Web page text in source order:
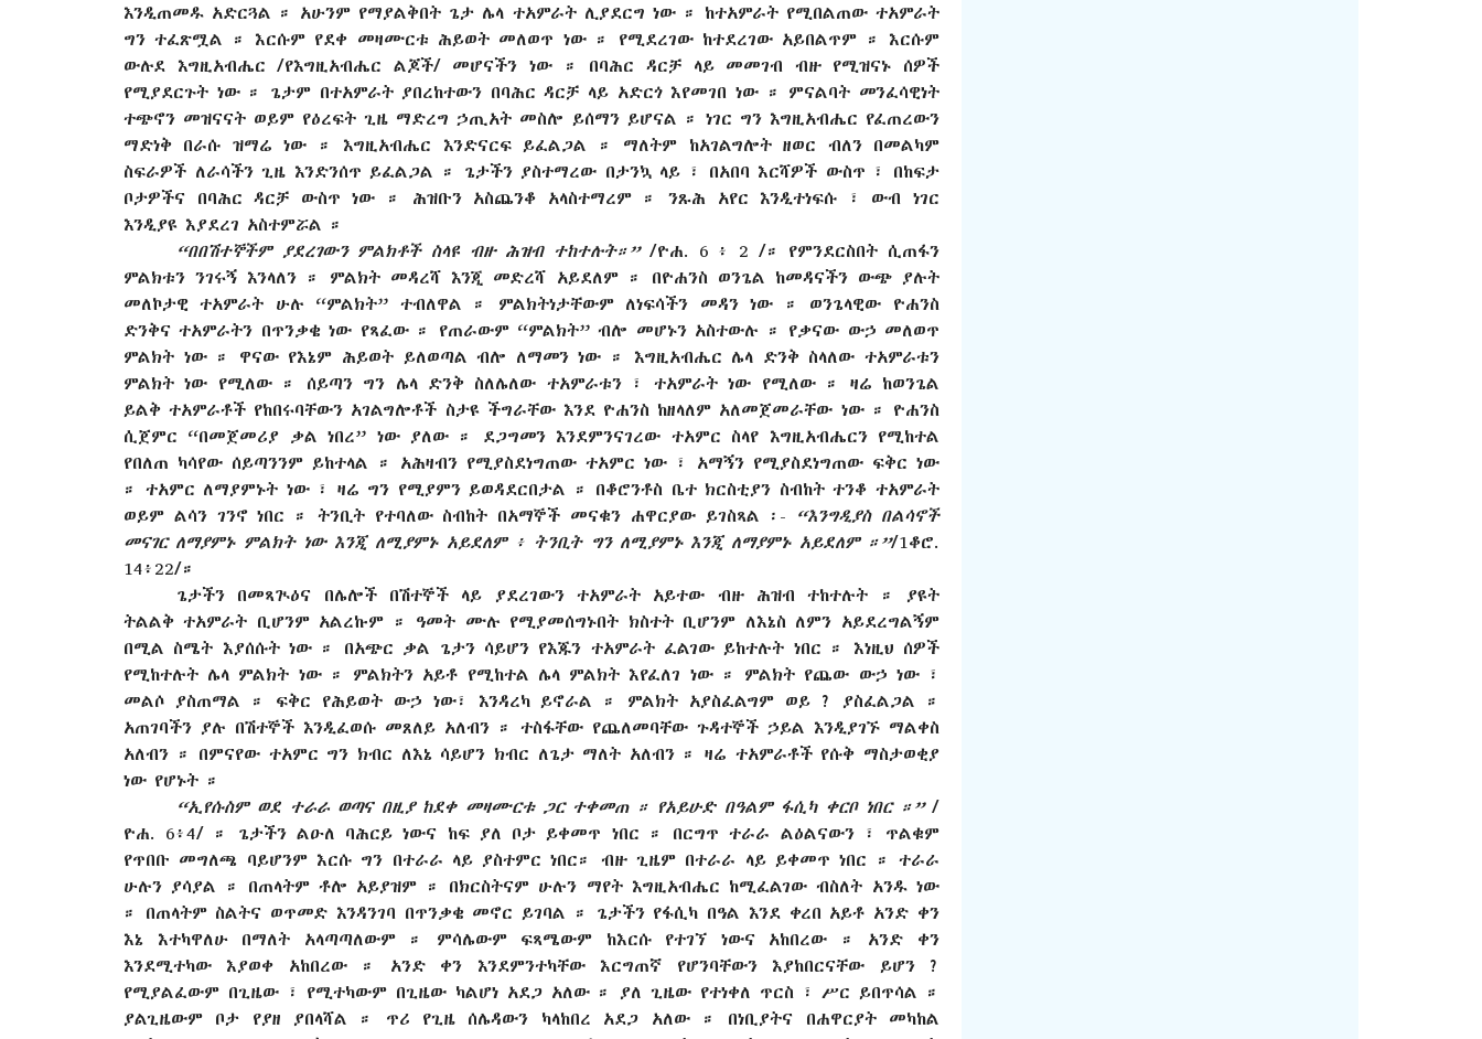
እንዲጠመዱ አድርጓል ። አሁንም የማያልቅበት ጌታ ሌላ ተአምራት ሊያደርግ ነው ። ከተአምራት የሚበልጠው ተአምራት
ግን ተፈጽሟል ። እርሱም የደቀ መዛሙርቱ ሕይወት መለወጥ ነው ። የሚደረገው ከተደረገው አይበልጥም ። እርሱም
ውሉደ እግዚአብሔር /የእግዚአብሔር ልጆች/ መሆናችን ነው ። በባሕር ዳርቻ ላይ መመገብ ብዙ የሚዝናኑ ሰዎች
የሚያደርጉት ነው ። ጌታም በተአምራት ያበረከተውን በባሕር ዳርቻ ላይ አድርጎ እየመገበ ነው ። ምናልባት መንፈሳዊነት
ተጭኖን መዝናናት ወይም የዕረፍት ጊዜ ማድረግ ኃጢአት መስሎ ይሰማን ይሆናል ። ነገር ግን እግዚአብሔር የፈጠረውን
ማድነቅ በራሱ ዝማሬ ነው ። እግዚአብሔር እንድናርፍ ይፈልጋል ። ማለትም ከአገልግሎት ዘወር ብለን በመልካም
ስፍራዎች ለራሳችን ጊዜ እንድንሰጥ ይፈልጋል ። ጌታችን ያስተማረው በታንኳ ላይ ፣ በአበባ እርሻዎች ውስጥ ፣ በከፍታ
ቦታዎችና በባሕር ዳርቻ ውስጥ ነው ። ሕዝቡን አስጨንቆ አላስተማረም ። ንጹሕ አየር እንዲተነፍሱ ፣ ውብ ነገር
እንዲያዩ እያደረገ አስተምሯል ።
“በበሽተኞችም ያደረገውን ምልክቶች ስላዩ ብዙ ሕዝብ ተከተሉት።” /ዮሐ. 6 ፥ 2 /። የምንደርስበት ሲጠፋን
ምልክቱን ንገሩኝ እንላለን ። ምልክት መዳረሻ እንጂ መድረሻ አይደለም ። በዮሐንስ ወንጌል ከመዳናችን ውጭ ያሉት
መለኮታዊ ተአምራት ሁሉ “ምልክት” ተብለዋል ። ምልክትነታቸውም ለነፍሳችን መዳን ነው ። ወንጌላዊው ዮሐንስ
ድንቅና ተአምራትን በጥንቃቄ ነው የጻፈው ። የጠራውም “ምልክት” ብሎ መሆኑን አስተውሉ ። የቃናው ውኃ መለወጥ
ምልክት ነው ። ዋናው የእኔም ሕይወት ይለወጣል ብሎ ለማመን ነው ። እግዚአብሔር ሌላ ድንቅ ስላለው ተአምራቱን
ምልክት ነው የሚለው ። ሰይጣን ግን ሌላ ድንቅ ስለሌለው ተአምራቱን ፣ ተአምራት ነው የሚለው ። ዛሬ ከወንጌል
ይልቅ ተአምራቶች የከበሩባቸውን አገልግሎቶች ስታዩ ችግራቸው እንደ ዮሐንስ ከዘላለም አለመጀመራቸው ነው ። ዮሐንስ
ሲጀምር “በመጀመሪያ ቃል ነበረ” ነው ያለው ። ደጋግመን እንደምንናገረው ተአምር ስላየ እግዚአብሔርን የሚከተል
የበለጠ ካሳየው ሰይጣንንም ይከተላል ። አሕዛብን የሚያስደነግጠው ተአምር ነው ፣ አማኝን የሚያስደነግጠው ፍቅር ነው
። ተአምር ለማያምኑት ነው ፣ ዛሬ ግን የሚያምን ይወዳደርበታል ። በቆሮንቶስ ቤተ ክርስቲያን ስብከት ተንቆ ተአምራት
ወይም ልሳን ገንኖ ነበር ። ትንቢት የተባለው ስብከት በአማኞች መናቁን ሐዋርያው ይገስጻል ፡- “እንግዲያስ በልሳኖች
መናገር ለማያምኑ ምልክት ነው እንጂ ለሚያምኑ አይደለም ፥ ትንቢት ግን ለሚያምኑ እንጂ ለማያምኑ አይደለም ።”/1ቆሮ.
14፥22/።
ጌታችን በመጻጒዕና በሌሎች በሽተኞች ላይ ያደረገውን ተአምራት አይተው ብዙ ሕዝብ ተከተሉት ። ያዩት
ትልልቅ ተአምራት ቢሆንም አልረኩም ። ዓመት ሙሉ የሚያመሰግኑበት ክስተት ቢሆንም ለእኔስ ለምን አይደረግልኝም
በሚል ስሜት እያሰሱት ነው ። በአጭር ቃል ጌታን ሳይሆን የእጁን ተአምራት ፈልገው ይከተሉት ነበር ። እነዚህ ሰዎች
የሚከተሉት ሌላ ምልክት ነው ። ምልክትን አይቶ የሚከተል ሌላ ምልክት እየፈለገ ነው ። ምልክት የጨው ውኃ ነው ፣
መልሶ ያስጠማል ። ፍቅር የሕይወት ውኃ ነው፣ እንዳረካ ይኖራል ። ምልክት አያስፈልግም ወይ ? ያስፈልጋል ።
አጠገባችን ያሉ በሽተኞች እንዲፈወሱ መጸለይ አለብን ። ተስፋቸው የጨለመባቸው ጉዳተኞች ኃይል እንዲያገኙ ማልቀስ
አለብን ። በምናየው ተአምር ግን ክብር ለእኔ ሳይሆን ክብር ለጌታ ማለት አለብን ። ዛሬ ተአምራቶች የሱቅ ማስታወቂያ
ነው የሆኑት ።
“ኢየሱስም ወደ ተራራ ወጣና በዚያ ከደቀ መዛሙርቱ ጋር ተቀመጠ ። የአይሁድ በዓልም ፋሲካ ቀርቦ ነበር ።” /
ዮሐ. 6፥4/ ። ጌታችን ልዑለ ባሕርይ ነውና ከፍ ያለ ቦታ ይቀመጥ ነበር ። በርግጥ ተራራ ልዕልናውን ፣ ጥልቁም
የጥበቡ መግለጫ ባይሆንም እርሱ ግን በተራራ ላይ ያስተምር ነበር። ብዙ ጊዜም በተራራ ላይ ይቀመጥ ነበር ። ተራራ
ሁሉን ያሳያል ። በጠላትም ቶሎ አይያዝም ። በክርስትናም ሁሉን ማየት እግዚአብሔር ከሚፈልገው ብስለት አንዱ ነው
። በጠላትም ስልትና ወጥመድ እንዳንገባ በጥንቃቄ መኖር ይገባል ። ጌታችን የፋሲካ በዓል እንደ ቀረበ አይቶ አንድ ቀን
እኔ እተካዋለሁ በማለት አላጣጣለውም ። ምሳሌውም ፍጻሜውም ከእርሱ የተገኘ ነውና አከበረው ። አንድ ቀን
እንደሚተካው እያወቀ አከበረው ። አንድ ቀን እንደምንተካቸው እርግጠኛ የሆንባቸውን እያከበርናቸው ይሆን ?
የሚያልፈውም በጊዜው ፣ የሚተካውም በጊዜው ካልሆነ አደጋ አለው ። ያለ ጊዜው የተነቀለ ጥርስ ፣ ሥር ይበጥሳል ።
ያልጊዜውም ቦታ የያዘ ያበላሻል ። ጥሪ የጊዜ ሰሌዳውን ካላከበረ አደጋ አለው ። በነቢያትና በሐዋርያት መካከል